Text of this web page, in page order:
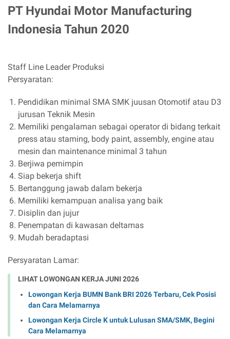
PT Hyundai Motor Manufacturing
Indonesia Tahun 2020
Staff Line Leader Produksi
Persyaratan:
Pendidikan minimal SMA SMK juusan Otomotif atau D3
jurusan Teknik Mesin
Memiliki pengalaman sebagai operator di bidang terkait
press atau staming, body paint, assembly, engine atau
mesin dan maintenance minimal 3 tahun
Berjiwa pemimpin
Siap bekerja shift
Bertanggung jawab dalam bekerja
Memiliki kemampuan analisa yang baik
Disiplin dan jujur
Penempatan di kawasan deltamas
Mudah beradaptasi
Persyaratan Lamar:
LIHAT LOWONGAN KERJA JUNI 2026
Lowongan Kerja BUMN Bank BRI 2026 Terbaru, Cek Posisi
dan Cara Melamarnya
Lowongan Kerja Circle K untuk Lulusan SMA/SMK, Begini
Cara Melamarnya